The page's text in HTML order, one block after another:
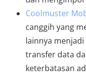
Coolmuster
canggih yang
lainnya
transfer data
keterbatasan